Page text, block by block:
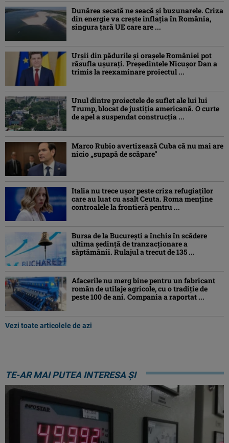
Dunărea secată ne seacă și buzunarele. Criza
din energie va crește inflația în România,
singura țară UE care are ...
Urșii din pădurile și orașele României pot
răsufla ușurați. Președintele Nicușor Dan a
trimis la reexaminare proiectul ...
Unul dintre proiectele de suflet ale lui lui
Trump, blocat de justiția americană. O curte
de apel a suspendat construcția ...
Marco Rubio avertizează Cuba că nu mai are
nicio „supapă de scăpare”
Italia nu trece ușor peste criza refugiaților
care au luat cu asalt Ceuta. Roma menține
controalele la frontieră pentru ...
Bursa de la București a închis în scădere
ultima ședință de tranzacționare a
săptămânii. Rulajul a trecut de 135 ...
Afacerile nu merg bine pentru un fabricant
român de utilaje agricole, cu o tradiție de
peste 100 de ani. Compania a raportat ...
Vezi toate articolele de azi
TE-AR MAI PUTEA INTERESA ȘI